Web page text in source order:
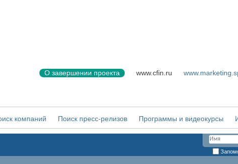
О завершении проекта www.cfin.ru
компаний Поиск пресс-релизов Программы и видеокурсы